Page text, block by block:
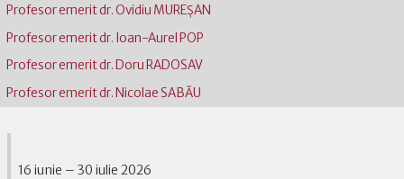
Profesor emerit dr. Ovidiu MUREŞAN
Profesor emerit dr. Ioan-Aurel POP
Profesor emerit dr. Doru RADOSAV
Profesor emerit dr. Nicolae SABĂU
16 iunie – 30 iulie 2026